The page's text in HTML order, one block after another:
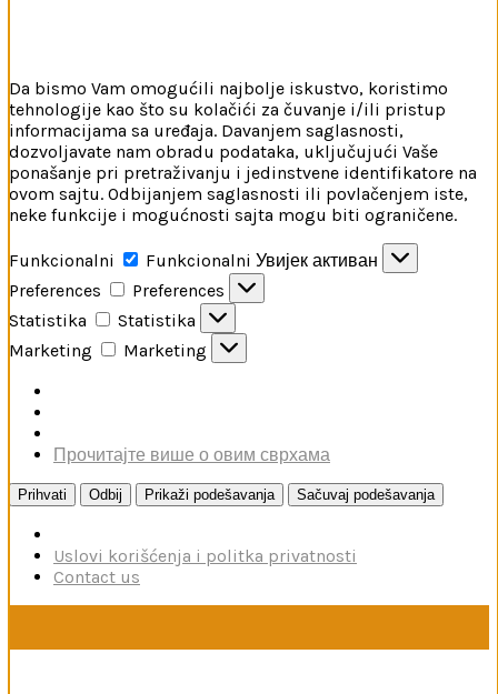
Da bismo Vam omogućili najbolje iskustvo, koristimo
tehnologije kao što su kolačići za čuvanje i/ili pristup
informacijama sa uređaja. Davanjem saglasnosti,
dozvoljavate nam obradu podataka, uključujući Vaše
ponašanje pri pretraživanju i jedinstvene identifikatore na
ovom sajtu. Odbijanjem saglasnosti ili povlačenjem iste,
neke funkcije i mogućnosti sajta mogu biti ograničene.
Funkcionalni Funkcionalni Увијек активан
Preferences
Preferences
Statistika
Statistika
Marketing
Marketing
Прочитајте више о овим сврхама
Prihvati Odbij Prikaži podešavanja Sačuvaj podešavanja
Uslovi korišćenja i politka privatnosti
Contact us